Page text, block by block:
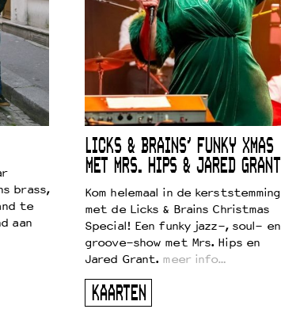
brass,
te
aan
LICKS & BRAINS’ FUNKY XMAS
MET MRS. HIPS & JARED GRANT
Kom helemaal in de kerststemming
met de Licks & Brains Christmas
Special! Een funky jazz-, soul- en
groove-show met Mrs. Hips en
Jared Grant. meer info…
KAARTEN